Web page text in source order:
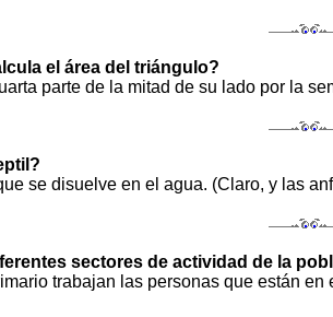
el área del triángulo?
parte de la mitad de su lado por la
se disuelve en el agua. (Claro, y las
sectores de actividad de la
trabajan las personas que están